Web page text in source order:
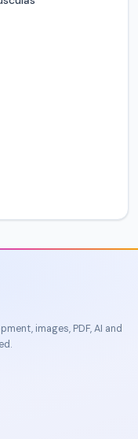
dias e todas as
de projetos,
de data é enviada a
dados
images, PDF, AI and